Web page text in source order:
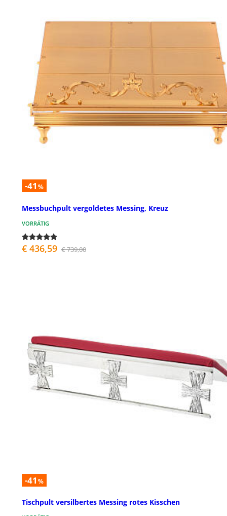
-41 %
Messbuchpult vergoldetes Messing, Kreuz
VORRÄTIG
€ 436,59 € 739,00
-41 %
Tischpult versilbertes Messing rotes Kisschen